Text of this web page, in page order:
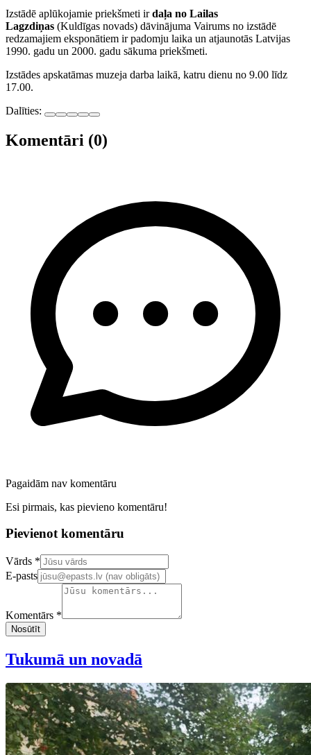
Izstādē aplūkojamie priekšmeti irdaļa no Lailas
Lagzdiņas (Kuldīgas novads) dāvinājuma Vairums no izstādē
redzamajiem eksponātiem ir padomju laika un atjaunotās Latvijas
1990. gadu un 2000. gadu sākuma priekšmeti.
Izstādes apskatāmas muzeja darba laikā, katru dienu no 9.00 līdz
17.00.
Dalīties:
Komentāri (0)
Pagaidām nav komentāru
Esi pirmais, kas pievieno komentāru!
Pievienot komentāru
Confirm your email address
Vārds *
E-pasts
Komentārs *
Nosūtīt
Tukumā un novadā